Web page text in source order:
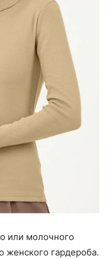
или молочного
женского гардероба.